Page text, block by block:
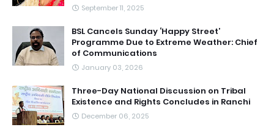
September 11, 2025
BSL Cancels Sunday ‘Happy Street’
Programme Due to Extreme Weather: Chief
of Communications
January 03, 2026
Three-Day National Discussion on Tribal
Existence and Rights Concludes in Ranchi
December 06, 2025